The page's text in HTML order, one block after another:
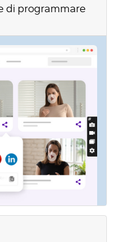
di programmare